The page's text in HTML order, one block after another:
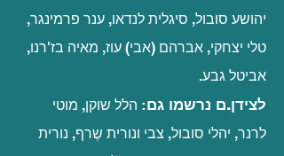
יהושע סובול, סיגלית לנדאו, ענר פרמינגר,
טלי יצחקי, אברהם (אבי) עוז, מאיה בז'רנו,
אביטל גבע.
לצידן.ם נרשמו גם: הלל שוקן, מוטי
לרנר, יהלי סובול, צבי ונורית שֶרף, נורית